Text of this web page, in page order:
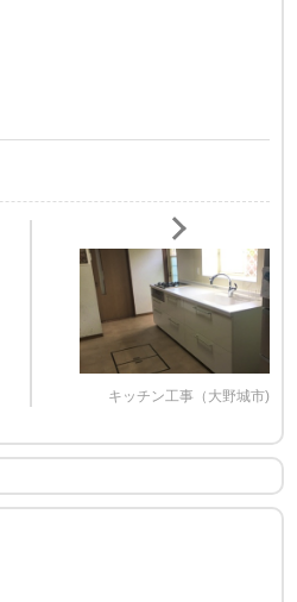
キッチン工事（大野城市)